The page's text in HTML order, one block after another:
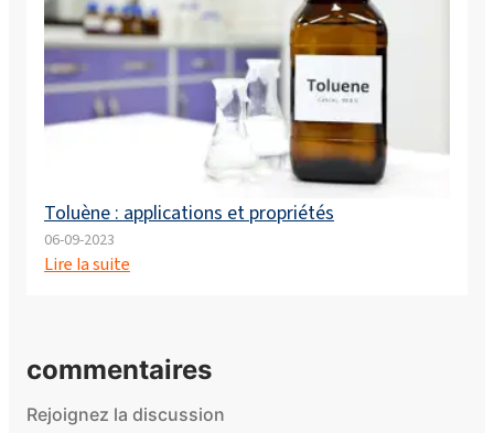
Toluène : applications et propriétés
06-09-2023
Lire la suite
commentaires
Rejoignez la discussion